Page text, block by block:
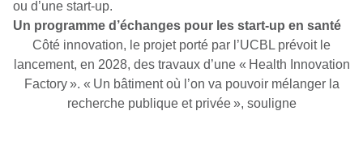
ou d’une start-up.
Un programme d’échanges pour les start-up en santé
Côté innovation, le projet porté par l’UCBL prévoit le
lancement, en 2028, des travaux d’une « Health Innovation
Factory ». « Un bâtiment où l’on va pouvoir mélanger la
recherche publique et privée », souligne